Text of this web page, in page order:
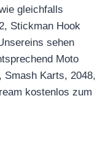
gleichfalls
Stickman Hook
sehen
Moto
Smash Karts, 2048,
kostenlos zum